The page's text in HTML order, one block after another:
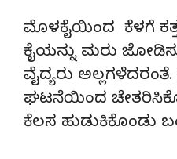
ಮೊಳಕೈಯಿಂದ ಕೆಳಗೆ
ಕೈಯನ್ನು ಮರು
ವೈದ್ಯರು
ಘಟನೆಯಿಂದ
ಕೆಲಸ ಹುಡುಕಿಕೊಂಡು